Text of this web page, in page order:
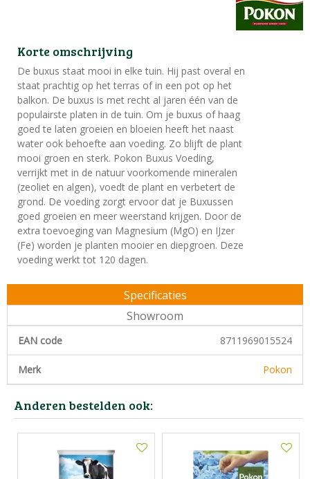
Korte omschrijving
De buxus staat mooi in elke tuin. Hij past overal en
staat prachtig op het terras of in een pot op het
balkon. De buxus is met recht al jaren één van de
populairste platen in de tuin. Om je buxus of haag
goed te laten groeien en bloeien heeft het naast
water ook behoefte aan voeding. Zo blijft de plant
mooi groen en sterk. Pokon Buxus Voeding,
verrijkt met in de natuur voorkomende mineralen
(zeoliet en algen), voedt de plant en verbetert de
grond. De voeding zorgt ervoor dat je Buxussen
goed groeien en meer weerstand krijgen. Door de
extra toevoeging van Magnesium (MgO) en IJzer
(Fe) worden je planten mooier en diepgroen. Deze
voeding werkt tot 120 dagen.
Specificaties
Showroom
EAN code 8711969015524
Merk Pokon
Anderen bestelden ook: